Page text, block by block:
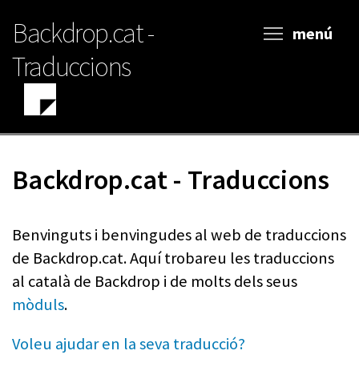
contingut
Backdrop.cat -
Traduccions
menú
Backdrop.cat - Traduccions
Benvinguts i benvingudes al web de traduccions
de Backdrop.cat. Aquí trobareu les traduccions
al català de Backdrop i de molts dels seus
mòduls.
Voleu ajudar en la seva traducció?